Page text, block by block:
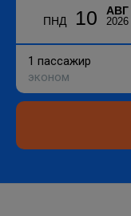
ПНД 10 АВГ
2026
1 пассажир
эконом